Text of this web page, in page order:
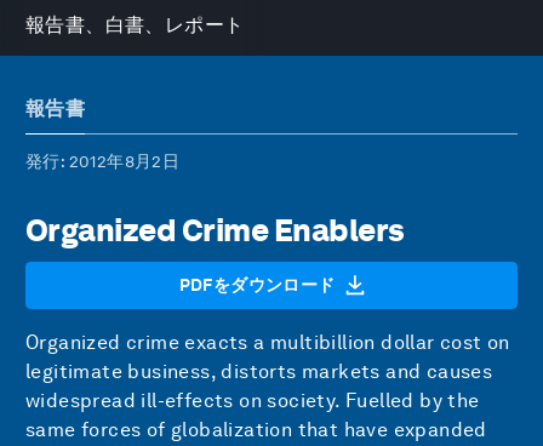
報告書、白書、レポート
報告書
発行: 2012年8月2日
Organized Crime Enablers
PDFをダウンロード
Organized crime exacts a multibillion dollar cost on
legitimate business, distorts markets and causes
widespread ill-effects on society. Fuelled by the
same forces of globalization that have expanded